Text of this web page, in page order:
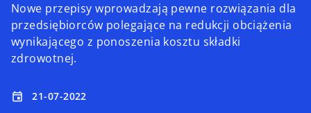
Nowe przepisy wprowadzają pewne rozwiązania dla
przedsiębiorców polegające na redukcji obciążenia
wynikającego z ponoszenia kosztu składki
zdrowotnej.
event 21-07-2022